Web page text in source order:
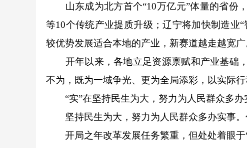
山东成为北方首个“10万亿元”体量的省份
等10个传统产业提质升级；辽宁将加快制造
较优势发展适合本地的产业，新赛道越走越宽广
开年以来，各地立足资源禀赋和产业基础，
不为，既为一域争光、更为全局添彩，以实际
“实”在坚持民生为大，努力为人民群众多办
坚持民生为大，努力为人民群众多办实事。
开局之年改革发展任务繁重，但处处着眼于“